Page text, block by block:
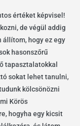
értéket képvisel!
de végül addig
állítom, hogy ez egy
hasonszőrű
tapasztalatokkal
sokat lehet tanulni,
kölcsönözni
Körös
hogyha egy kicsit